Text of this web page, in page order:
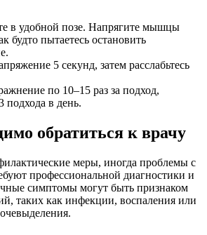
в удобной позе. Напрягите мышцы
будто пытаетесь остановить
5 секунд, затем расслабьтесь
по 10–15 раз за подход,
подхода в день.
обратиться к врачу
меры, иногда проблемы с
профессиональной диагностики и
симптомы могут быть признаком
таких как инфекции, воспаления или